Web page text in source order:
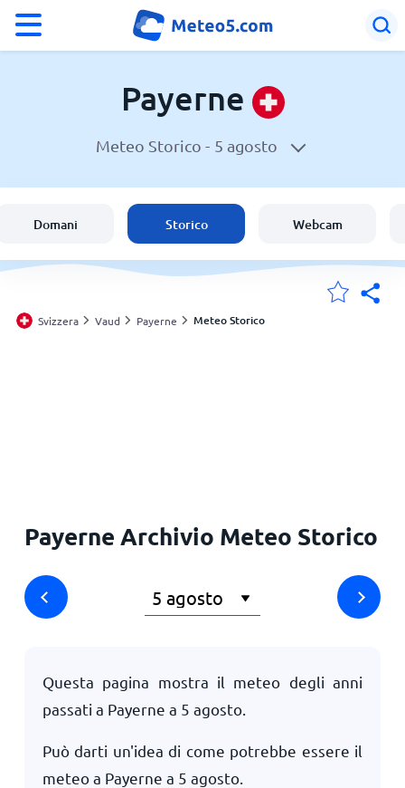
Meteo a Payerne
Italia
Le mie località
Payerne
Meteo Storico - 5 agosto
Domani Storico Webcam
Svizzera Vaud Payerne Meteo Storico
Payerne Archivio Meteo Storico
Questa pagina mostra il meteo degli anni
passati a Payerne a 5 agosto.
Può darti un'idea di come potrebbe essere il
meteo a Payerne a 5 agosto.